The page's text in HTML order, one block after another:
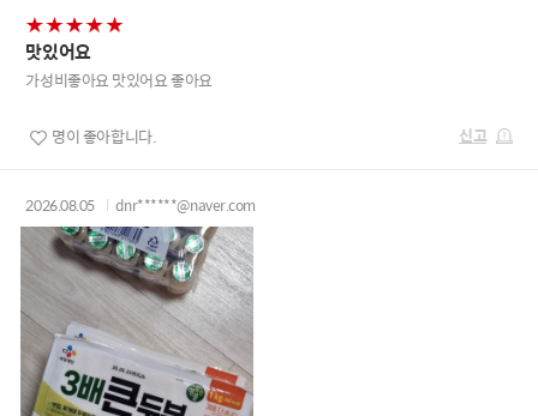
맛있어요
가성비좋아요 맛있어요 좋아요
명이 좋아합니다. 신고
2026.08.05 dnr******@naver.com